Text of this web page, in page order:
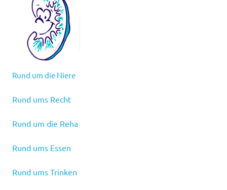
Rund um die Niere
Rund ums Recht
Rund um die Reha
Rund ums Essen
Rund ums Trinken